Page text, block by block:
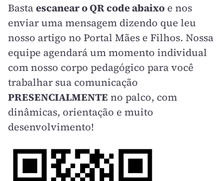
Bastaescanear o QR code abaixo e nos
enviar uma mensagem dizendo que leu
nosso artigo no Portal Mães e Filhos. Nossa
equipe agendará um momento individual
com nosso corpo pedagógico para você
trabalhar sua comunicação
PRESENCIALMENTE no palco, com
dinâmicas, orientação e muito
desenvolvimento!